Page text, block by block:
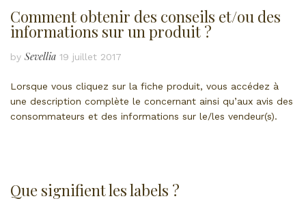
Comment obtenir des conseils et/ou des
informations sur un produit ?
by Sevellia 19 juillet 2017
Lorsque vous cliquez sur la fiche produit, vous accédez à
une description complète le concernant ainsi qu’aux avis des
consommateurs et des informations sur le/les vendeur(s).
Que signifient les labels ?